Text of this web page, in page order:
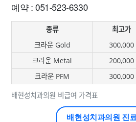
예약 : 051-523-6330
배현성치과의원 비급여 가격표
종류 최고가
크라운 Gold
300,000
크라운 Metal
200,000
크라운 PFM
300,000
배현성치과의원 진